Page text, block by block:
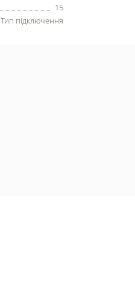
15
Тип підключення